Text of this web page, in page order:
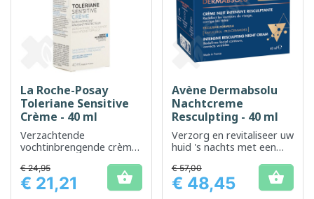
La Roche-Posay
Toleriane Sensitive
Crème - 40 ml
Verzachtende
vochtinbrengende crème
Prijs
€ 24,95
€ 21,21 
Avène Dermabsolu
Nachtcreme
Resculpting - 40 ml
Verzorg en revitaliseer uw
huid 's nachts met een
balsem
Prijs
€ 57,00
€ 48,45 